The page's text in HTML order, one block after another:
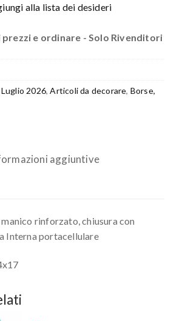
alla lista dei desideri
e ordinare - Solo Rivenditori
2026,Articoli da decorare, Borse,
aggiuntive
rinforzato, chiusura con
Interna portacellulare